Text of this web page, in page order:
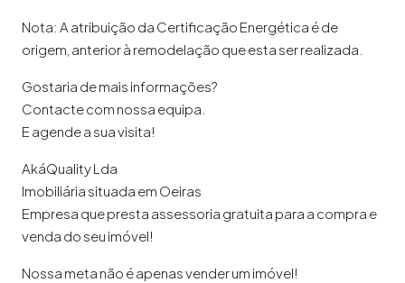
Nota: A atribuição da Certificação Energética é de
origem, anterior à remodelação que esta ser realizada.
Gostaria de mais informações?
Contacte com nossa equipa.
E agende a sua visita!
AkáQuality Lda
Imobiliária situada em Oeiras
Empresa que presta assessoria gratuita para a compra e
venda do seu imóvel!
Nossa meta não é apenas vender um imóvel!